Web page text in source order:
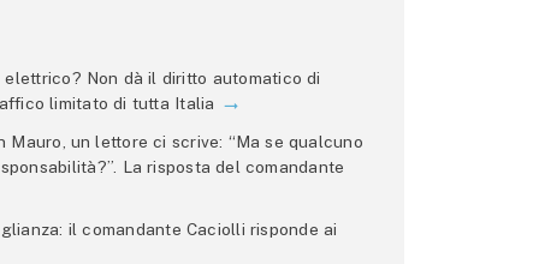
Non dà il diritto automatico di
limitato di tutta Italia
Mauro, un lettore ci scrive: “Ma se qualcuno
La risposta del comandante
il comandante Caciolli risponde ai